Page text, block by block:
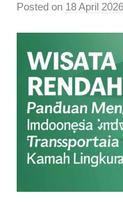
Posted on 18 April 2026